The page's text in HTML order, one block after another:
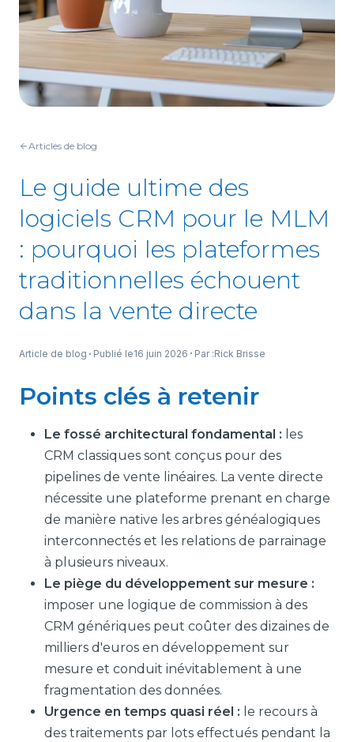
Articles de blog
Le guide ultime des
logiciels CRM pour le MLM
: pourquoi les plateformes
traditionnelles échouent
dans la vente directe
Article de blog Publié le16 juin 2026 Par :Rick Brisse
Points clés à retenir
Le fossé architectural fondamental : les
CRM classiques sont conçus pour des
pipelines de vente linéaires. La vente directe
nécessite une plateforme prenant en charge
de manière native les arbres généalogiques
interconnectés et les relations de parrainage
à plusieurs niveaux.
Le piège du développement sur mesure :
imposer une logique de commission à des
CRM génériques peut coûter des dizaines de
milliers d'euros en développement sur
mesure et conduit inévitablement à une
fragmentation des données.
Urgence en temps quasi réel : le recours à
des traitements par lots effectués pendant la